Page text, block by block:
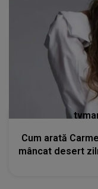
Cum arată
mâncat desert